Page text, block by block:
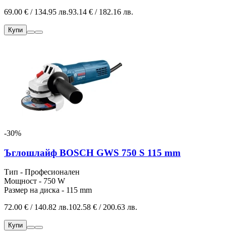
69.00 € / 134.95 лв.93.14 € / 182.16 лв.
Купи
-30%
Ъглошлайф BOSCH GWS 750 S 115 mm
Тип - Професионален
Мощност - 750 W
Размер на диска - 115 mm
72.00 € / 140.82 лв.102.58 € / 200.63 лв.
Купи